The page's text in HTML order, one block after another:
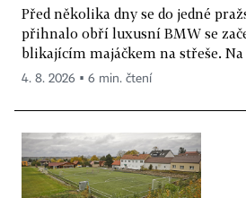
Před několika dny se do jedné
přihnalo obří luxusní BMW se
blikajícím majáčkem na střeše. Na
4. 8. 2026 ▪ 6 min. čtení